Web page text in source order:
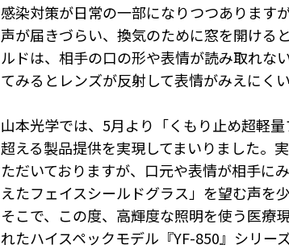
感染対策が日常の一部になりつつあります
声が届きづらい、換気のために窓を開ける
ルドは、相手の口の形や表情が読み取れな
てみるとレンズが反射して表情がみえにく
山本光学では、5月より「くもり止め超軽
超える製品提供を実現してまいりました。
ただいておりますが、口元や表情が相手に
えたフェイスシールドグラス」を望む声を
そこで、この度、高輝度な照明を使う医療
れたハイスペックモデル『YF-850』シリー